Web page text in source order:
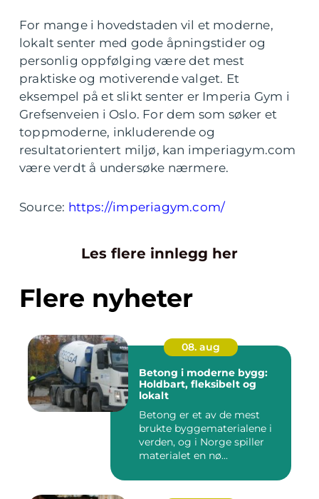
For mange i hovedstaden vil et moderne,
lokalt senter med gode åpningstider og
personlig oppfølging være det mest
praktiske og motiverende valget. Et
eksempel på et slikt senter er Imperia Gym i
Grefsenveien i Oslo. For dem som søker et
toppmoderne, inkluderende og
resultatorientert miljø, kan imperiagym.com
være verdt å undersøke nærmere.
Source: https://imperiagym.com/
Les flere innlegg her
Flere nyheter
08. aug
Betong i moderne bygg:
Holdbart, fleksibelt og
lokalt
Betong er et av de mest
brukte byggematerialene i
verden, og i Norge spiller
materialet en nø...